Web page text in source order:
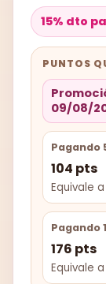
15% dto
PUNTOS
09/08/
Pagando
104 pts
Equivale
Pagando
176 pts
Equivale